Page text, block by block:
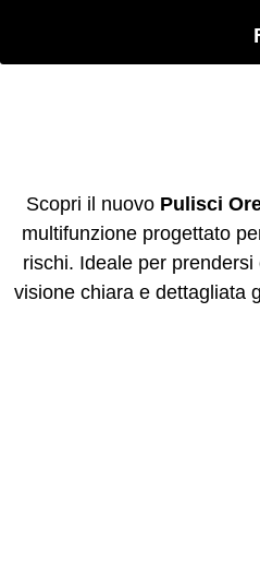
Scopri il nuovo Pulisci
multifunzione progettato
rischi. Ideale per
visione chiara e dettagliata